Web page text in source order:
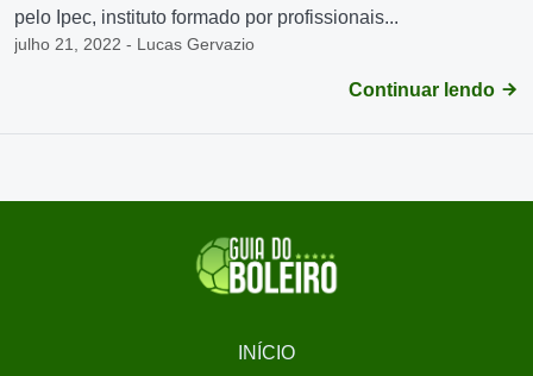
pelo Ipec, instituto formado por profissionais...
julho 21, 2022 - Lucas Gervazio
Continuar lendo
INÍCIO